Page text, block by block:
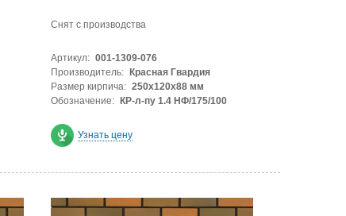
Снят с производства
Артикул: 001-1309-076
Производитель:
Красная Гвардия
Размер кирпича: 250х120х88 мм
Обозначение:
КР-л-пу 1.4 НФ/175/100
Узнать цену